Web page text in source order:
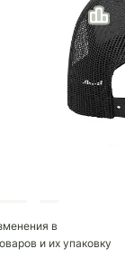
в
и их упаковку